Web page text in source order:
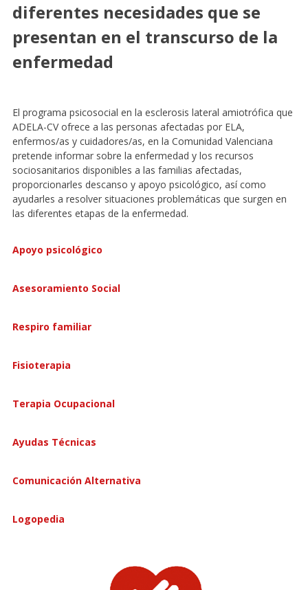
diferentes necesidades que se
presentan en el transcurso de la
enfermedad
El programa psicosocial en la esclerosis lateral amiotrófica que
ADELA-CV ofrece a las personas afectadas por ELA,
enfermos/as y cuidadores/as, en la Comunidad Valenciana
pretende informar sobre la enfermedad y los recursos
sociosanitarios disponibles a las familias afectadas,
proporcionarles descanso y apoyo psicológico, así como
ayudarles a resolver situaciones problemáticas que surgen en
las diferentes etapas de la enfermedad.
Apoyo psicológico
Asesoramiento Social
Respiro familiar
Fisioterapia
Terapia Ocupacional
Ayudas Técnicas
Comunicación Alternativa
Logopedia